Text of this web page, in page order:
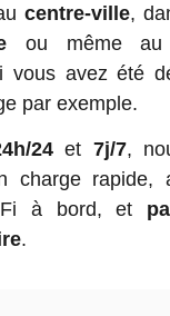
centre-ville,
ou même au
vous avez été
par exemple.
24et 7j/7,
charge rapide,
Fi à bord, et
.